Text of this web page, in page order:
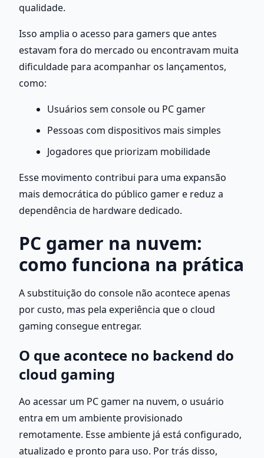
qualidade.
Isso amplia o acesso para gamers que antes
estavam fora do mercado ou encontravam muita
dificuldade para acompanhar os lançamentos,
como:
Usuários sem console ou PC gamer
Pessoas com dispositivos mais simples
Jogadores que priorizam mobilidade
Esse movimento contribui para uma expansão
mais democrática do público gamer e reduz a
dependência de hardware dedicado.
PC gamer na nuvem:
como funciona na prática
A substituição do console não acontece apenas
por custo, mas pela experiência que o cloud
gaming consegue entregar.
O que acontece no backend do
cloud gaming
Ao acessar um PC gamer na nuvem, o usuário
entra em um ambiente provisionado
remotamente. Esse ambiente já está configurado,
atualizado e pronto para uso. Por trás disso,